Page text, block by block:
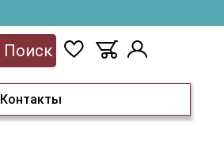
Контакты
Поиск